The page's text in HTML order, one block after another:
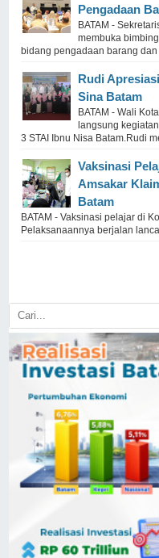
Pengadaan
BATAM -
membuka
bidang pengadaan barang dan
Rudi
Sina Batam
BATAM - Wali
langsung
3 STAI Ibnu Nisa Batam.Rudi
Vaksinasi
Amsakar
Batam
BATAM - Vaksinasi pelajar di
Pelaksanaannya berjalan